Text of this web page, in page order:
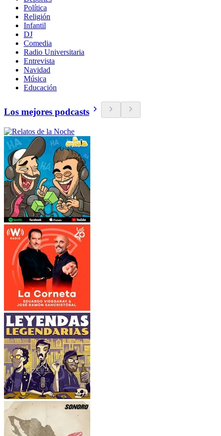
Política
Religión
Infantil
DJ
Comedia
Radio Universitaria
Entrevista
Navidad
Música
Educación
Los mejores podcasts